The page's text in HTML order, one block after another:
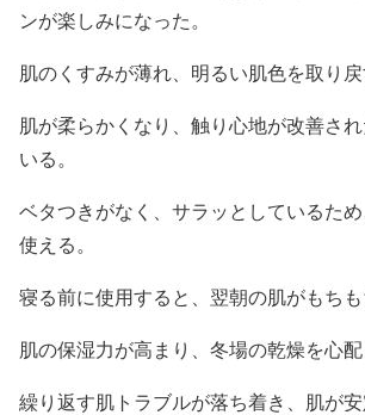
ンが楽しみになった。
肌のくすみが薄れ、明るい肌色を取り戻
肌が柔らかくなり、触り心地が改善さ
いる。
ベタつきがなく、サラッとしているた
使える。
寝る前に使用すると、翌朝の肌がもちも
肌の保湿力が高まり、冬場の乾燥を心配
繰り返す肌トラブルが落ち着き、肌が安